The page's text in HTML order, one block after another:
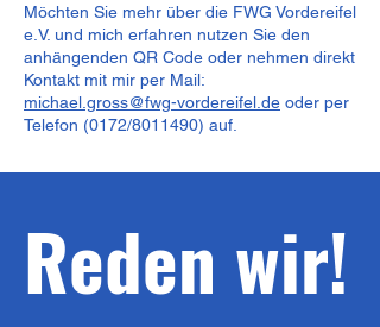
Möchten Sie mehr über die FWG Vordereifel
e.V. und mich erfahren nutzen Sie den
anhängenden QR Code oder nehmen direkt
Kontakt mit mir per Mail:
michael.gross@fwg-vordereifel.de oder per
Telefon (0172/8011490) auf.
Reden wir!